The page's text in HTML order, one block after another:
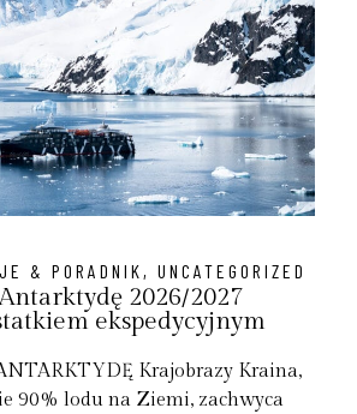
& PORADNIK ,UNCATEGORIZED
2026/2027
ekspedycyjnym
Krajobrazy Kraina,
90% lodu na Ziemi, zachwyca